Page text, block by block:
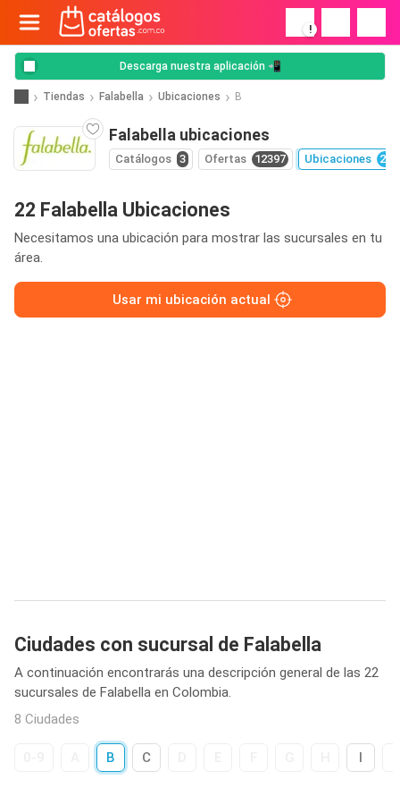
!
Descarga nuestra aplicación 📲
Tiendas Falabella Ubicaciones B
Falabella ubicaciones
Catálogos 3 Ofertas 12397 Ubicaciones 22
22 Falabella Ubicaciones
Necesitamos una ubicación para mostrar las sucursales en tu
área.
Usar mi ubicación actual
Ciudades con sucursal de Falabella
A continuación encontrarás una descripción general de las 22
sucursales de Falabella en Colombia.
8 Ciudades
B C I